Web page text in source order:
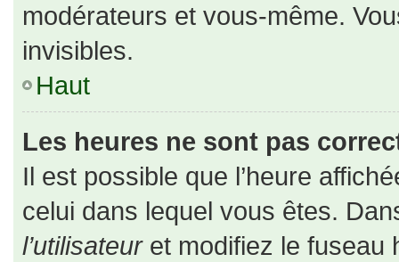
modérateurs et vous-même.
invisibles.
Haut
Les heures ne sont pas
Il est possible que l’heure
celui dans lequel vous êtes.
l’utilisateuret modifiez le fuseau